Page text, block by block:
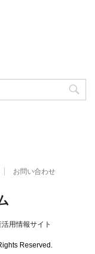
お問い合わせ
用情報サイト
Reserved.